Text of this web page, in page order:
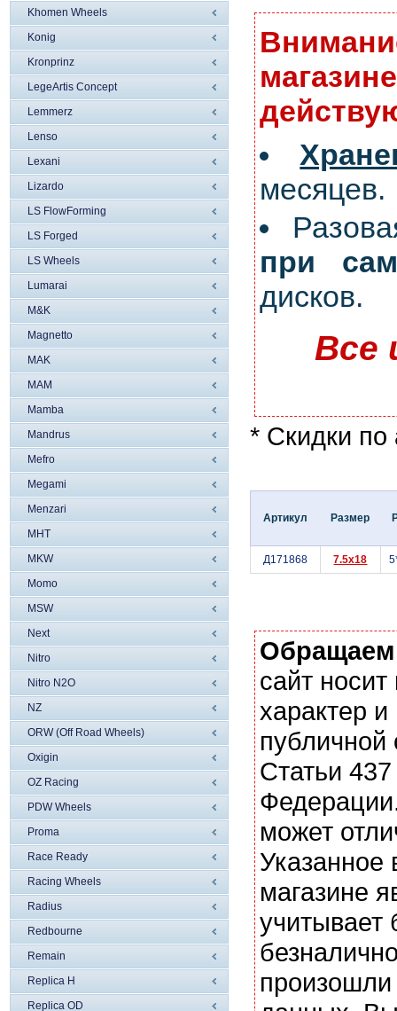
Khomen Wheels
Konig
Kronprinz
LegeArtis Concept
Lemmerz
Lenso
Lexani
Lizardo
LS FlowForming
LS Forged
LS Wheels
Lumarai
M&K
Magnetto
MAK
MAM
Mamba
Mandrus
Mefro
Megami
Menzari
MHT
MKW
Momo
MSW
Next
Nitro
Nitro N2O
NZ
ORW (Off Road Wheels)
Oxigin
OZ Racing
PDW Wheels
Proma
Race Ready
Racing Wheels
Radius
Redbourne
Remain
Replica H
Replica OD
месяцев.
при
дисков.
Все
* Скидки по
Артикул Размер
Д171868 7.5x18
сайт
характер
Статьи
может
магазине
учитывает